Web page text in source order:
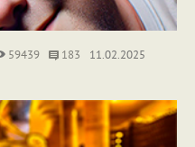
59439 183 11.02.2025